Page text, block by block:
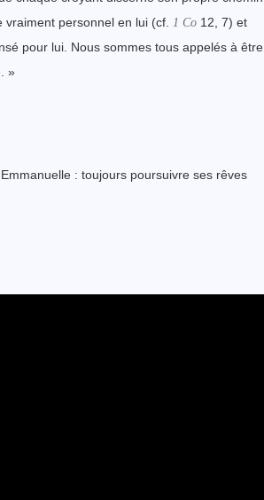
personnel en lui (cf.
1 Co 12, 7) et
pour lui. Nous sommes tous appelés à être
»
: toujours poursuivre ses rêves